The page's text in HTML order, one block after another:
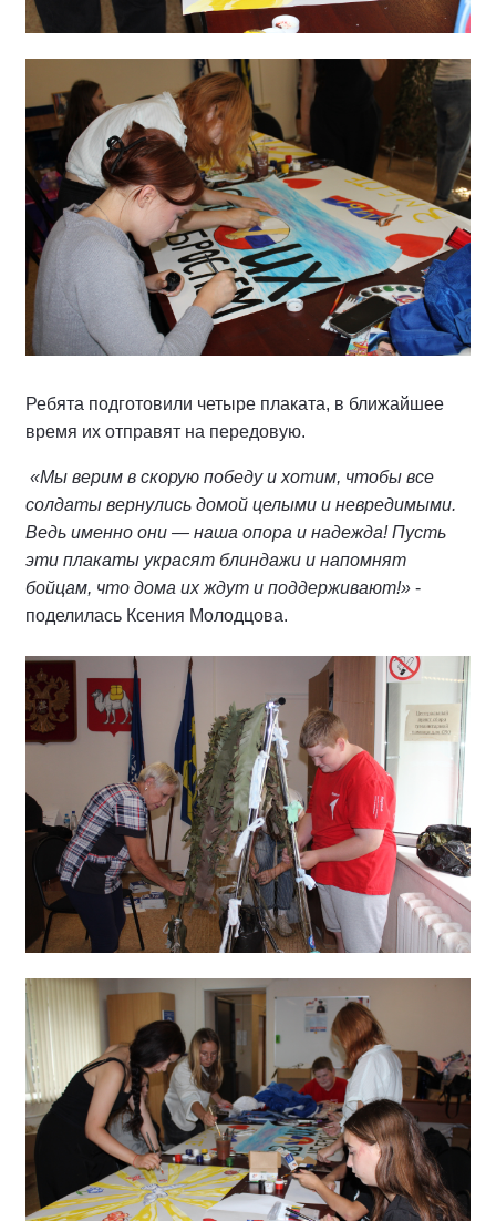
Ребята подготовили четыре плаката, в ближайшее
время их отправят на передовую.
«Мы верим в скорую победу и хотим, чтобы все
солдаты вернулись домой целыми и невредимыми.
Ведь именно они — наша опора и надежда! Пусть
эти плакаты украсят блиндажи и напомнят
бойцам, что дома их ждут и поддерживают!» -
поделилась Ксения Молодцова.